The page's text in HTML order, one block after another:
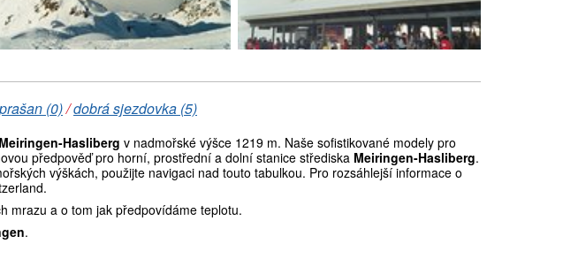
prašan (0)/dobrá sjezdovka (5)
Meiringen-Hasliberg v nadmořské výšce 1219 m. Naše sofistikované modely pro
předpověď pro horní, prostřední a dolní stanice střediska Meiringen-Hasliberg.
výškách, použijte navigaci nad touto tabulkou. Pro rozsáhlejší informace o
mrazu a o tom jak předpovídáme teplotu.
.